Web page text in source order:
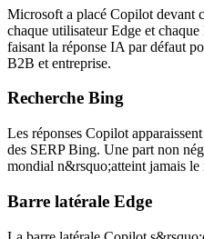
Microsoft a placé Copilot devant
chaque utilisateur Edge et
faisant la réponse IA par défaut
B2B et entreprise.
Recherche Bing
Les réponses Copilot
des SERP Bing. Une part non
mondial n&rsquo;atteint jamais
Barre latérale Edge